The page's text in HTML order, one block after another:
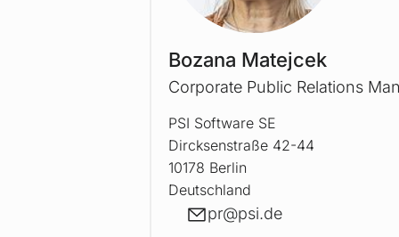
Bozana Matejcek
Corporate Public Relations
PSI Software SE
Dircksenstraße 42-44
10178 Berlin
Deutschland
E-Mail
pr@psi.de